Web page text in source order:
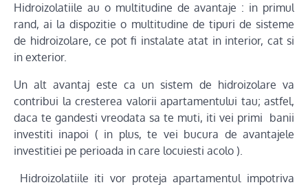
Hidroizolatiile au o multitudine de avantaje : in primul
rand, ai la dispozitie o multitudine de tipuri de sisteme
de hidroizolare, ce pot fi instalate atat in interior, cat si
in exterior.
Un alt avantaj este ca un sistem de hidroizolare va
contribui la cresterea valorii apartamentului tau; astfel,
daca te gandesti vreodata sa te muti, iti vei primi banii
investiti inapoi ( in plus, te vei bucura de avantajele
investitiei pe perioada in care locuiesti acolo ).
Hidroizolatiile iti vor proteja apartamentul impotriva